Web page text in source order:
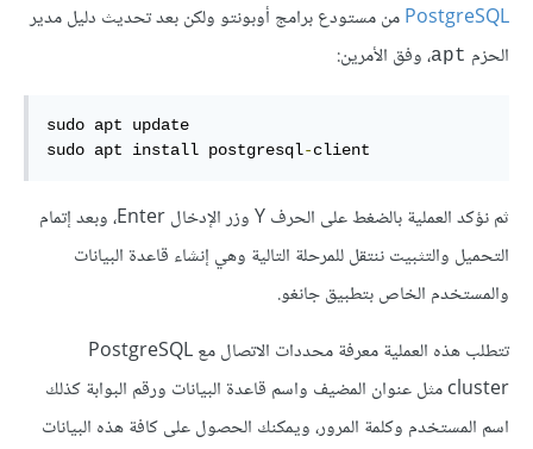
PostgreSQLمن مستودع برامج أوبونتو ولكن بعد تحديث دليل مدير
الحزم apt، وفق الأمرين:
sudo apt update
sudo apt install postgresql-client
ثم نؤكد العملية بالضغط على الحرف Y وزر الإدخال Enter، وبعد إتمام
التحميل والتثبيت ننتقل للمرحلة التالية وهي إنشاء قاعدة البيانات
والمستخدم الخاص بتطبيق جانغو.
تتطلب هذه العملية معرفة محددات الاتصال مع PostgreSQL
cluster مثل عنوان المضيف واسم قاعدة البيانات ورقم البوابة كذلك
اسم المستخدم وكلمة المرور، ويمكنك الحصول على كافة هذه البيانات